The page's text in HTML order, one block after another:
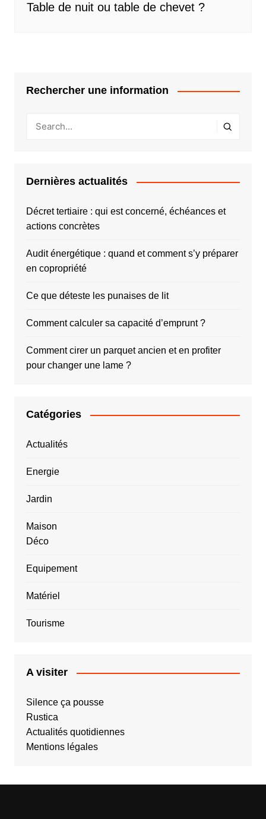
Table de nuit ou table de chevet ?
Rechercher une information
Dernières actualités
Décret tertiaire : qui est concerné, échéances et
actions concrètes
Audit énergétique : quand et comment s’y préparer
en copropriété
Ce que déteste les punaises de lit
Comment calculer sa capacité d’emprunt ?
Comment cirer un parquet ancien et en profiter
pour changer une lame ?
Catégories
Actualités
Energie
Jardin
Maison
Déco
Equipement
Matériel
Tourisme
A visiter
Silence ça pousse
Rustica
Actualités quotidiennes
Mentions légales